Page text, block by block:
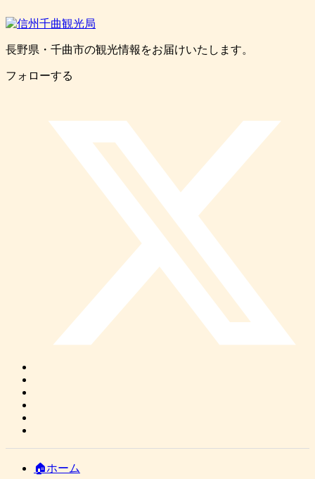
長野県・千曲市の観光情報をお届けいたします。
フォローする
🏠ホーム